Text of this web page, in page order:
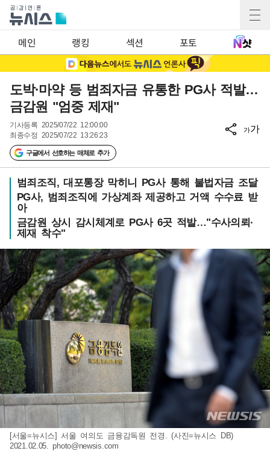
메인 랭킹 섹션 포토
도박·마약 등 범죄자금 유통한 PG사 적발…
금감원 "엄중 제재"
기사등록 2025/07/22 12:00:00
최종수정 2025/07/22 13:26:23
구글에서 선호하는 매체로 추가
가가
범죄조직, 대포통장 막히니 PG사 통해 불법자금 조달
PG사, 범죄조직에 가상계좌 제공하고 거액 수수료 받
아
금감원 상시 감시체계로 PG사 6곳 적발…"수사의뢰·
제재 착수"
[서울=뉴시스] 서울 여의도 금융감독원 전경. (사진=뉴시스 DB)
2021.02.05.photo@newsis.com